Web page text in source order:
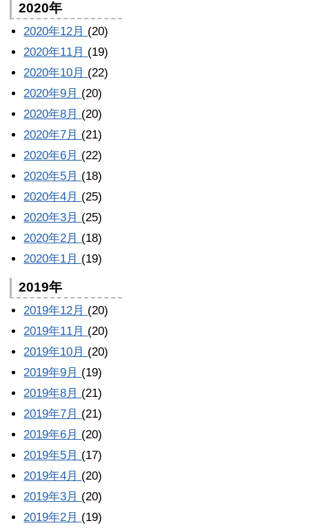
2020年
2020年12月 (20)
2020年11月 (19)
2020年10月 (22)
2020年9月 (20)
2020年8月 (20)
2020年7月 (21)
2020年6月 (22)
2020年5月 (18)
2020年4月 (25)
2020年3月 (25)
2020年2月 (18)
2020年1月 (19)
2019年
2019年12月 (20)
2019年11月 (20)
2019年10月 (20)
2019年9月 (19)
2019年8月 (21)
2019年7月 (21)
2019年6月 (20)
2019年5月 (17)
2019年4月 (20)
2019年3月 (20)
2019年2月 (19)